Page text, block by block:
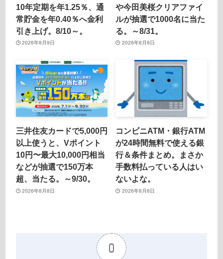
10年定期を年1.25％、通
常貯金を年0.40％へ金利
引き上げ。8/10～。
2026年8月9日
や今田美桜クリアファイ
ルが抽選で1000名に当た
る。～8/31。
2026年8月8日
三井住友カードで5,000円
以上使うと、Vポイント
10円〜最大10,000円相当
などが抽選で150万本
超、当たる。～9/30。
2026年8月8日
コンビニATM・銀行ATM
が24時間無料で使える銀
行＆条件まとめ。まさか
手数料払っている人はい
ないよな。
2026年8月8日
0